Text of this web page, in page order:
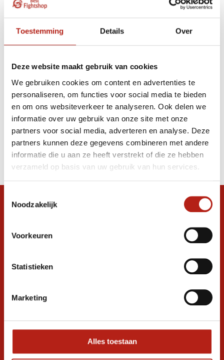
Toestemming Details Over
Deze website maakt gebruik van cookies
We gebruiken cookies om content en advertenties te
personaliseren, om functies voor social media te bieden
en om ons websiteverkeer te analyseren. Ook delen we
informatie over uw gebruik van onze site met onze
partners voor social media, adverteren en analyse. Deze
partners kunnen deze gegevens combineren met andere
informatie die u aan ze heeft verstrekt of die ze hebben
verzameld op basis van uw gebruik van hun services.
Noodzakelijk
Voorkeuren
Statistieken
Marketing
Alles toestaan
Apply filters
Producten getagd met
rubber tegel kopen
Producten
Filter
Sorteren op
Snel antwoord op je vraag?
graag verder. 24/7
Ontvang de nieuwste aanbiedingen en
Inschrijven voor
* Lees hier de wettelijke beperkingen